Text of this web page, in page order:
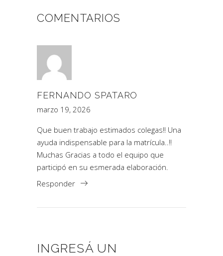
COMENTARIOS
FERNANDO SPATARO
marzo 19, 2026
Que buen trabajo estimados colegas!! Una
ayuda indispensable para la matrícula..!!
Muchas Gracias a todo el equipo que
participó en su esmerada elaboración.
Responder
INGRESÁ UN